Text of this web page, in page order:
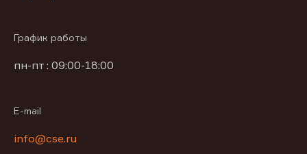
График работы
пн-пт : 09:00-18:00
E-mail
info@cse.ru